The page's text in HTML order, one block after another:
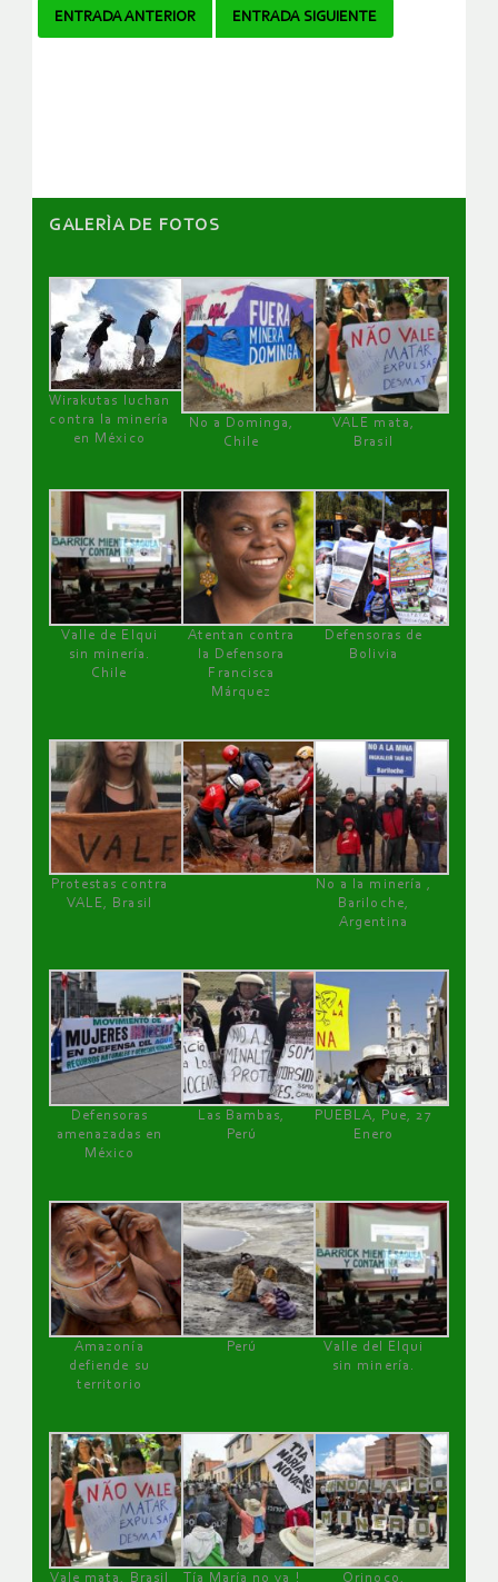
Navegador
ENTRADA ANTERIOR ENTRADA SIGUIENTE
GALERÌA DE FOTOS
Wirakutas luchan
contra la minería
en México
No a Dominga,
Chile
VALE mata,
Brasil
Valle de Elqui
sin minería.
Chile
Atentan contra
la Defensora
Francisca
Márquez
Defensoras de
Bolivia
Protestas contra
VALE, Brasil
No a la minería ,
Bariloche,
Argentina
Defensoras
amenazadas en
México
Las Bambas,
Perú
PUEBLA, Pue, 27
Enero
Amazonía
defiende su
territorio
Perú
Valle del Elqui
sin minería.
Vale mata, Brasil Tía María no va ! Orinoco,